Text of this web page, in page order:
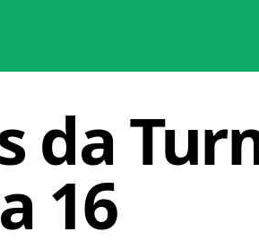
da
16